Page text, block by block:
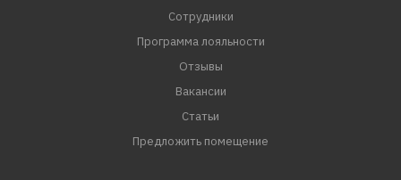
Сотрудники
Программа лояльности
Отзывы
Вакансии
Статьи
Предложить помещение